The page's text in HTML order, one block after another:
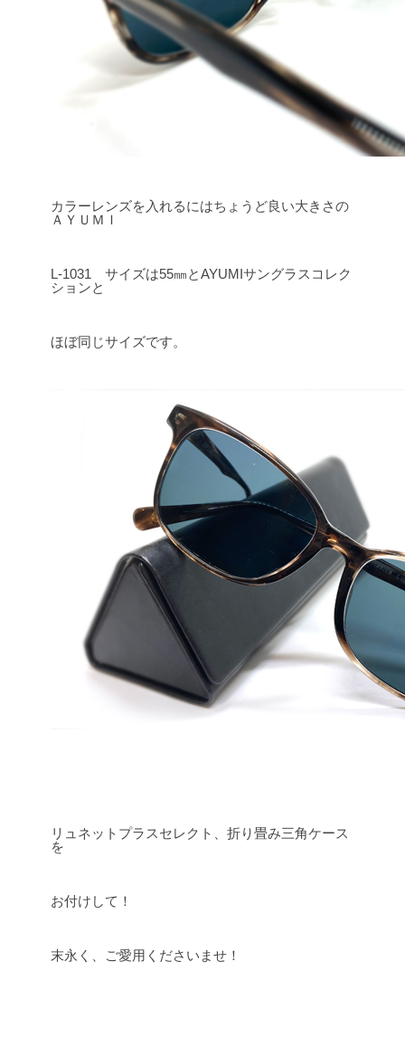
カラーレンズを入れるにはちょうど良い大きさの
ＡＹＵＭＩ
L-1031 サイズは55㎜とAYUMIサングラスコレク
ションと
ほぼ同じサイズです。
リュネットプラスセレクト、折り畳み三角ケース
を
お付けして！
末永く、ご愛用くださいませ！